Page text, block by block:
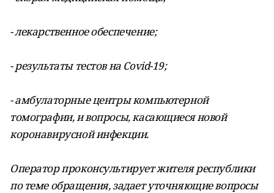
- лекарственное обеспечение;
- результаты тестов на Covid-19;
- амбулаторные центры компьютерной
томографии, и вопросы, касающиеся новой
коронавирусной инфекции.
Оператор проконсультирует жителя республики
по теме обращения, задает уточняющие вопросы